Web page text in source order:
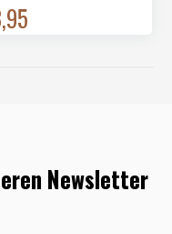
Newsletter